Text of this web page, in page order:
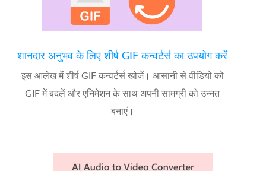
शानदार अनुभव के लिए शीर्ष GIF कन्वर्टर्स का उपयोग करें
इस आलेख में शीर्ष GIF कन्वर्टर्स खोजें। आसानी से वीडियो को
GIF में बदलें और एनिमेशन के साथ अपनी सामग्री को उन्नत
बनाएं।